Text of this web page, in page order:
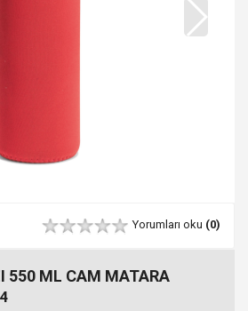
Yorumları oku (0)
550 ML CAM MATARA